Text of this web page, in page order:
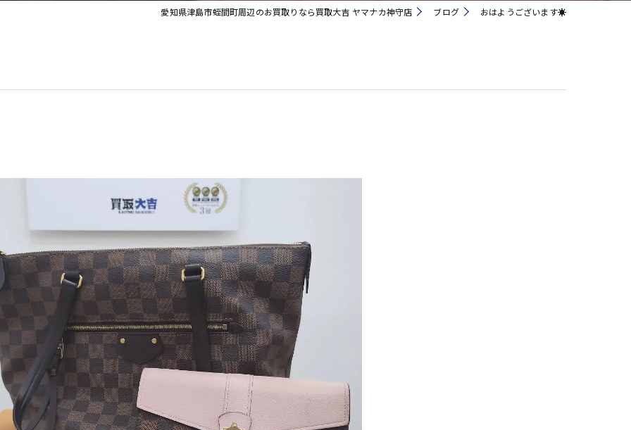
生前整理・遺品整理・終活
愛知県津島市蛭間町周辺のお買取りなら買取大吉 ヤマナカ神守店 ブログ おはようございます☀